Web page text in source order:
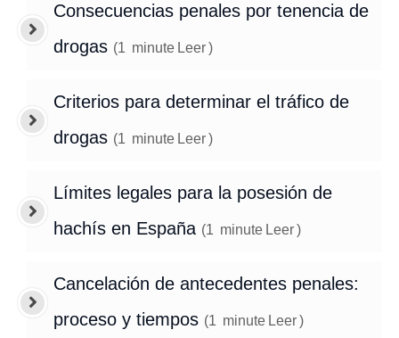
Consecuencias penales por tenencia de
drogas (1 minute Leer)
Criterios para determinar el tráfico de
drogas (1 minute Leer)
Límites legales para la posesión de
hachís en España (1 minute Leer)
Cancelación de antecedentes penales:
proceso y tiempos (1 minute Leer)